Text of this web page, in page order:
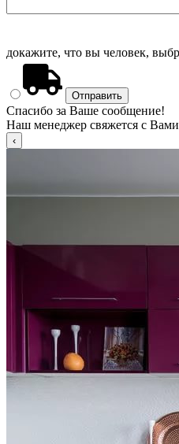
докажите, что вы человек,
Спасибо за Ваше сообщение!
Наш менеджер свяжется с